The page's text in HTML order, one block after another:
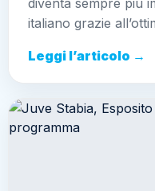
diventa sempre più
italiano grazie
Leggi l’articolo →